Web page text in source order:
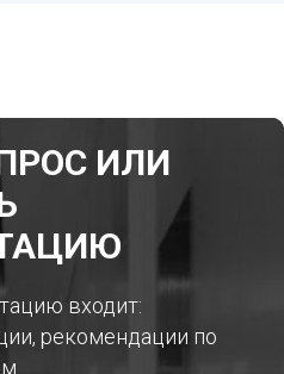
ИЛИ
входит:
рекомендации по